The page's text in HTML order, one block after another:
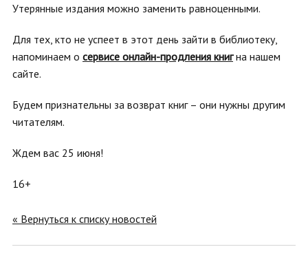
Утерянные издания можно заменить равноценными.
Для тех, кто не успеет в этот день зайти в библиотеку,
напоминаем о сервисе онлайн-продления книгна нашем
сайте.
Будем признательны за возврат книг – они нужны другим
читателям.
Ждем вас 25 июня!
16+
« Вернуться к списку новостей